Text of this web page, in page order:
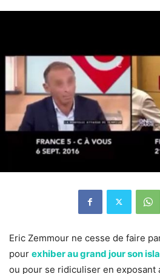
Eric Zemmour ne cesse de faire
pour exhiber au grand jour son
ou pour se ridiculiser en exposant